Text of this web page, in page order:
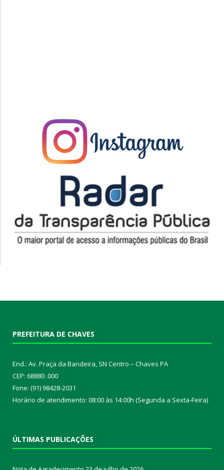
PREFEITURA DE CHAVES
End.: Av. Praça da Bandeira, SN Centro – Chaves PA
CEP: 68880 .000
Fone: (91) 98428-2031
Horário de atendimento: 08:00 às 14:00h (Segunda a Sexta-Feira)
ÚLTIMAS PUBLICAÇÕES